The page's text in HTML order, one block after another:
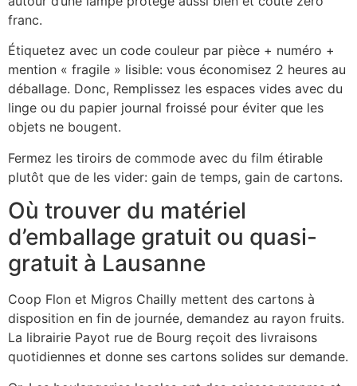
franc.
Étiquetez avec un code couleur par pièce + numéro +
mention « fragile » lisible: vous économisez 2 heures au
déballage. Donc, Remplissez les espaces vides avec du
linge ou du papier journal froissé pour éviter que les
objets ne bougent.
Fermez les tiroirs de commode avec du film étirable
plutôt que de les vider: gain de temps, gain de cartons.
Où trouver du matériel
d’emballage gratuit ou quasi-
gratuit à Lausanne
Coop Flon et Migros Chailly mettent des cartons à
disposition en fin de journée, demandez au rayon fruits.
La librairie Payot rue de Bourg reçoit des livraisons
quotidiennes et donne ses cartons solides sur demande.